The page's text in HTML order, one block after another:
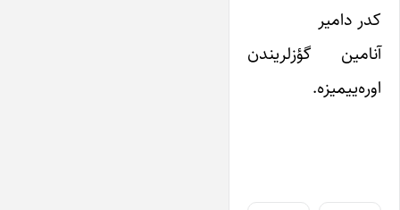
کدر دامیر
آنامین گؤزلریند‌ن
اوره‌ییمیزه.